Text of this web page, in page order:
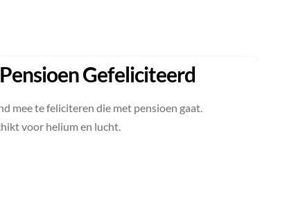
Gefeliciteerd
mee te feliciteren die met pensioen gaat.
voor helium en lucht.